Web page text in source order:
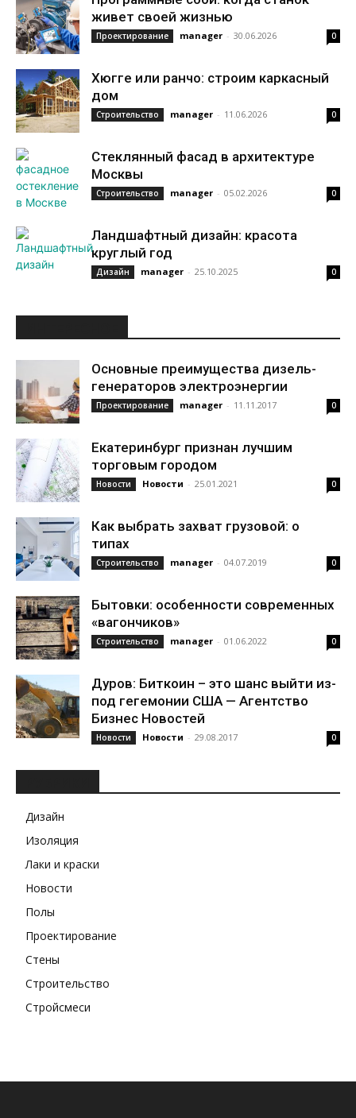
живет своей жизнью
Проектирование manager - 30.06.2026 0
Хюгге или ранчо: строим каркасный
дом
Строительство manager - 11.06.2026 0
Стеклянный фасад в архитектуре
Москвы
Строительство manager - 05.02.2026 0
Ландшафтный дизайн: красота
круглый год
Дизайн manager - 25.10.2025 0
Основные преимущества дизель-
генераторов электроэнергии
Проектирование manager - 11.11.2017 0
Екатеринбург признан лучшим
торговым городом
Новости Новости - 25.01.2021 0
Как выбрать захват грузовой: о
типах
Строительство manager - 04.07.2019 0
Бытовки: особенности современных
«вагончиков»
Строительство manager - 01.06.2022 0
Дуров: Биткоин – это шанс выйти из-
под гегемонии США — Агентство
Бизнес Новостей
Новости Новости - 29.08.2017 0
Дизайн
Изоляция
Лаки и краски
Новости
Полы
Проектирование
Стены
Строительство
Стройсмеси